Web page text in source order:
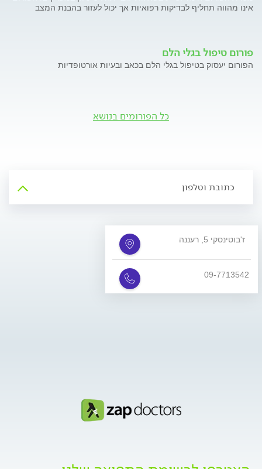
אינו מהווה תחליף לבדיקות רפואיות אך יכול לעזור בהבנת המצב
פורום טיפול בגלי הלם
הפורום יעסוק בטיפול בגלי הלם בכאב ובעיות אורטופדיות
כל הפורומים בנושא
כתובת וטלפון
ז'בוטינסקי 5, רעננה
09-7713542